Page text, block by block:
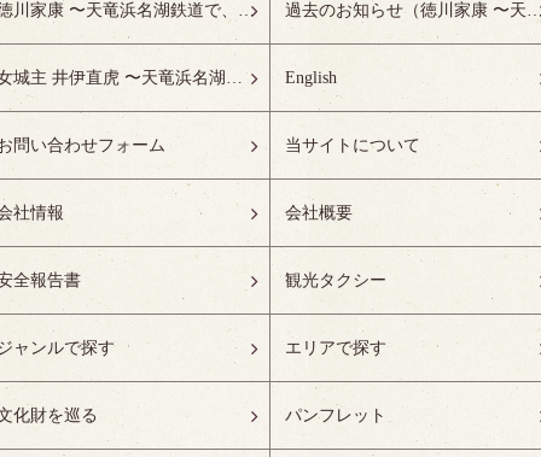
徳川家康 〜天竜浜名湖鉄道で、徳川ゆかりの地へ！〜 過去のお知らせ（徳川家康 〜天竜浜名湖鉄道で、
女城主 井伊直虎 〜天竜浜名湖鉄道で、井の国へ！〜 English
問い合わせフォーム 当サイトについて
社情報 会社概要
全報告書 観光タクシー
ャンルで探す エリアで探す
化財を巡る パンフレット